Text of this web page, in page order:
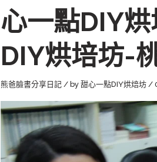
心一點DIY
DIY烘培坊-
熊爸臉書分享日記 by 甜心一點DIY烘焙坊